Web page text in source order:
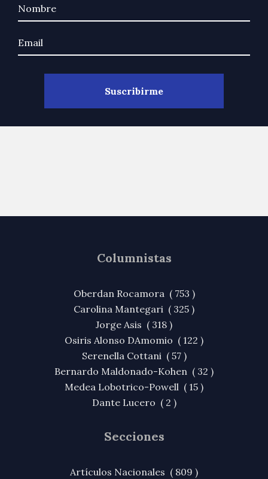
Columnistas
Oberdan Rocamora ( 753 )
Carolina Mantegari ( 325 )
Jorge Asis ( 318 )
Osiris Alonso DAmomio ( 122 )
Serenella Cottani ( 57 )
Bernardo Maldonado-Kohen ( 32 )
Medea Lobotrico-Powell ( 15 )
Dante Lucero ( 2 )
Secciones
Artículos Nacionales ( 809 )